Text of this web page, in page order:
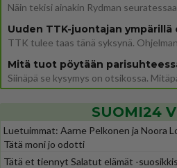
Mitä tuot pöytään
SUOMI24
Luetuimmat: Aarne Pelkonen ja Noora
Tätä moni jo odotti
Tätä et tiennyt Salatut elämät -